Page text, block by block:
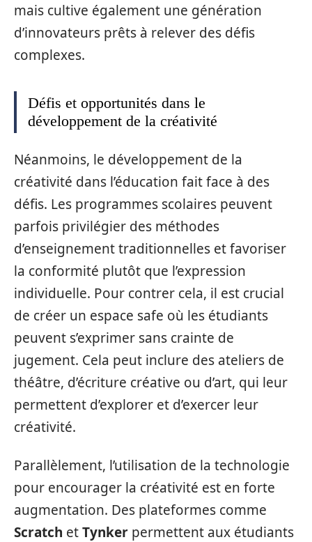
mais cultive également une génération
d’innovateurs prêts à relever des défis
complexes.
Défis et opportunités dans le
développement de la créativité
Néanmoins, le développement de la
créativité dans l’éducation fait face à des
défis. Les programmes scolaires peuvent
parfois privilégier des méthodes
d’enseignement traditionnelles et favoriser
la conformité plutôt que l’expression
individuelle. Pour contrer cela, il est crucial
de créer un espace safe où les étudiants
peuvent s’exprimer sans crainte de
jugement. Cela peut inclure des ateliers de
théâtre, d’écriture créative ou d’art, qui leur
permettent d’explorer et d’exercer leur
créativité.
Parallèlement, l’utilisation de la technologie
pour encourager la créativité est en forte
augmentation. Des plateformes comme
Scratch etTynker permettent aux étudiants